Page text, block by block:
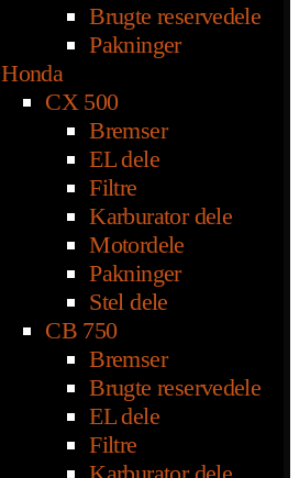
Brugte reservedele
Pakninger
Honda
CX 500
Bremser
EL dele
Filtre
Karburator dele
Motordele
Pakninger
Stel dele
CB 750
Bremser
Brugte reservedele
EL dele
Filtre